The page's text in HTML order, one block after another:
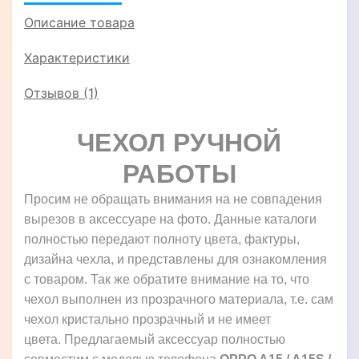
Описание товара
Характеристики
Отзывов (1)
ЧЕХОЛ РУЧНОЙ
РАБОТЫ
Просим не обращать внимания на не совпадения
вырезов в аксессуаре на фото. Данные каталоги
полностью передают полноту цвета, фактуры,
дизайна чехла, и представлены для ознакомления
с товаром. Так же обратите внимание на то, что
чехол выполнен из прозрачного материала, т.е. сам
чехол кристально прозрачный и не имеет
цвета. Предлагаемый аксессуар полностью